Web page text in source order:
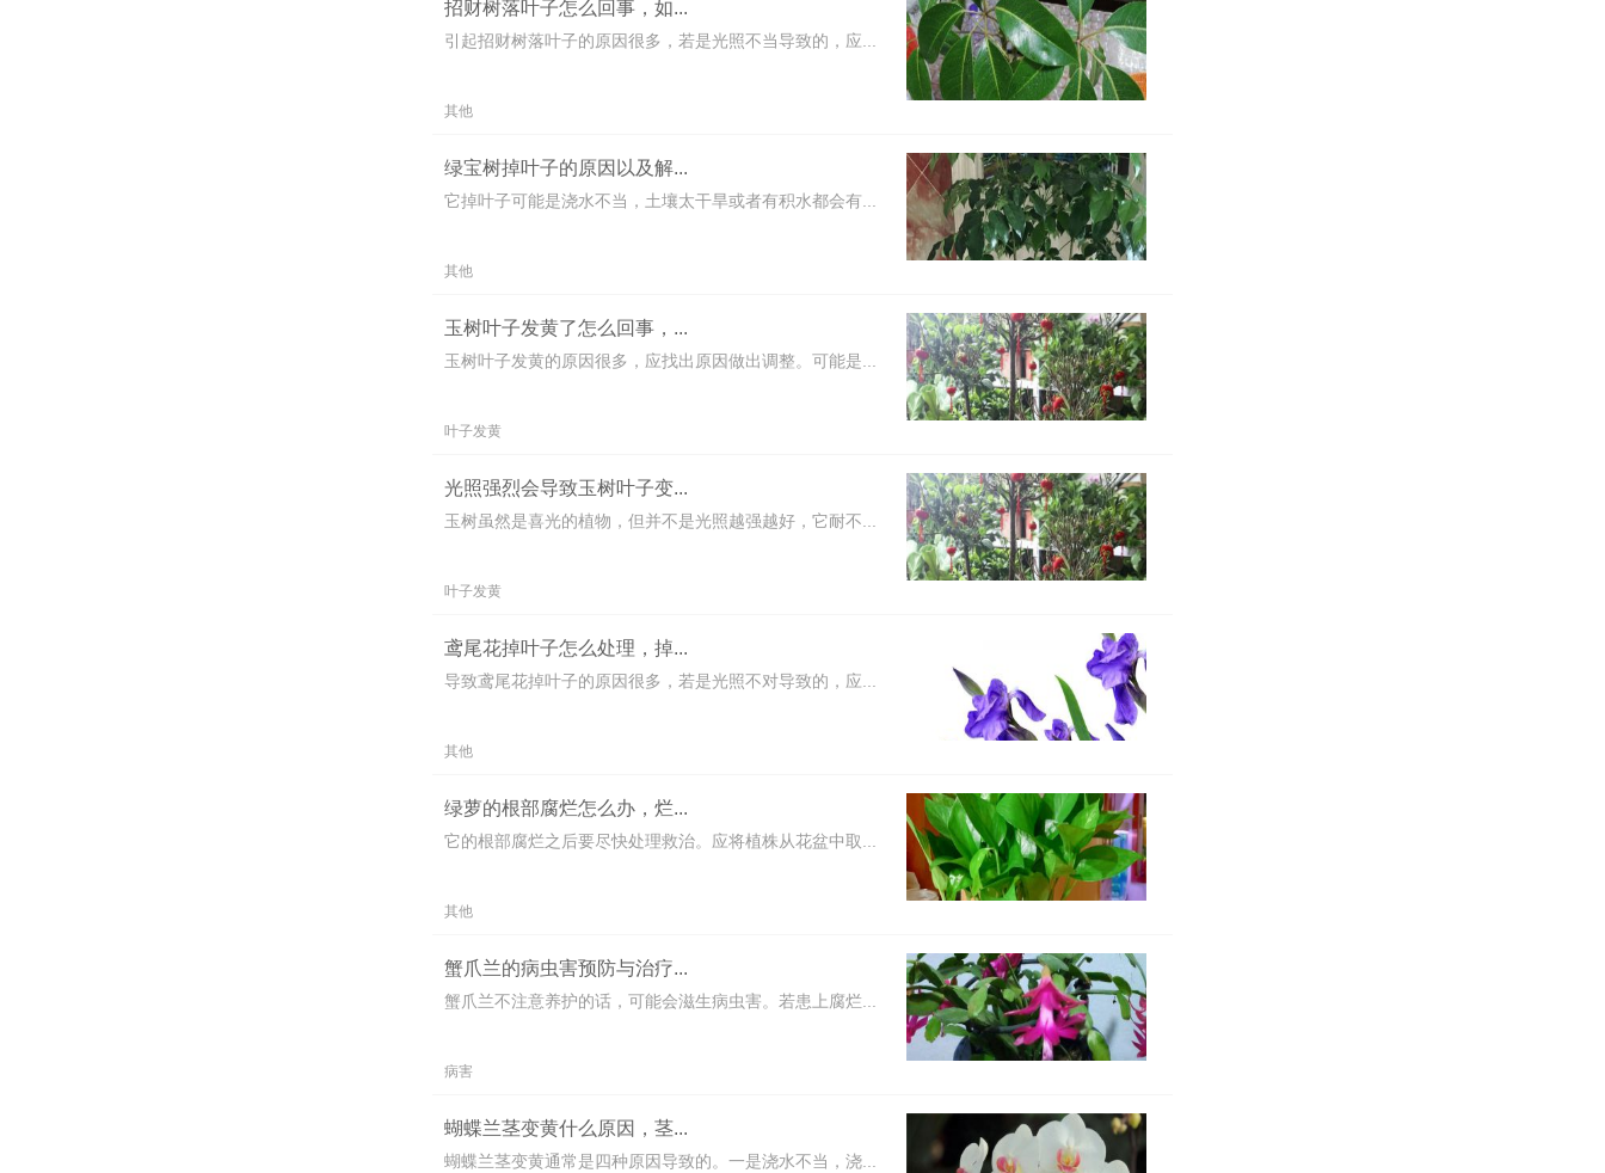
招财树落叶子怎么回事，如...
引起招财树落叶子的原因很多，若是光照不当导致的，应...
其他
绿宝树掉叶子的原因以及解...
它掉叶子可能是浇水不当，土壤太干旱或者有积水都会有...
其他
玉树叶子发黄了怎么回事，...
玉树叶子发黄的原因很多，应找出原因做出调整。可能是...
叶子发黄
光照强烈会导致玉树叶子变...
玉树虽然是喜光的植物，但并不是光照越强越好，它耐不...
叶子发黄
鸢尾花掉叶子怎么处理，掉...
导致鸢尾花掉叶子的原因很多，若是光照不对导致的，应...
其他
绿萝的根部腐烂怎么办，烂...
它的根部腐烂之后要尽快处理救治。应将植株从花盆中取...
其他
蟹爪兰的病虫害预防与治疗...
蟹爪兰不注意养护的话，可能会滋生病虫害。若患上腐烂...
病害
蝴蝶兰茎变黄什么原因，茎...
蝴蝶兰茎变黄通常是四种原因导致的。一是浇水不当，浇...